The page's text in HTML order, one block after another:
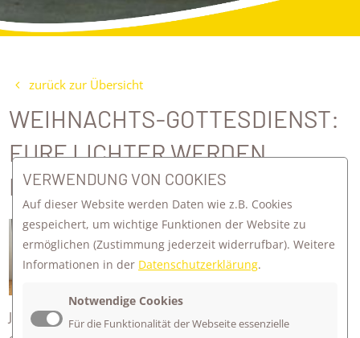
zurück zur Übersicht
WEIHNACHTS-GOTTESDIENST:
EURE LICHTER WERDEN
LEUCHTEN!
Einen besonderen Gottesdienst mit
Gänsehaut-Momenten haben wir zum
Jahresabschluss in der Martin-Luther-
Kirche gefeiert.
Jede Lerngruppe hat in den vergangenen Wochen und Tagen
VERWENDUNG VON COOKIES
Auf dieser Website werden Daten wie z.B. Cookies
gespeichert, um wichtige Funktionen der Website zu
ermöglichen (Zustimmung jederzeit widerrufbar). Weitere
Informationen in der Datenschutzerklärung.
Notwendige Cookies
Für die Funktionalität der Webseite essenzielle